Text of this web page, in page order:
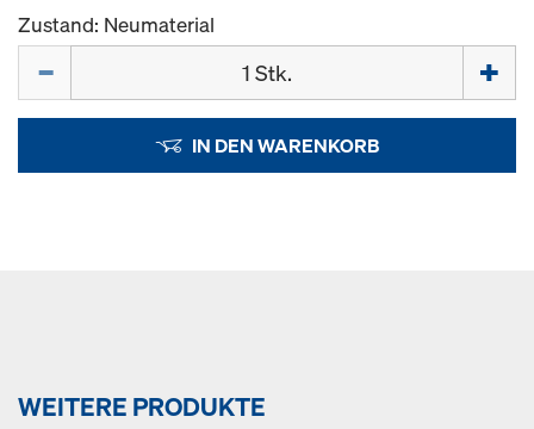
Zustand: Neumaterial
IN DEN WARENKORB
WEITERE PRODUKTE